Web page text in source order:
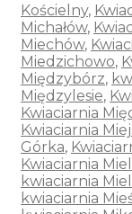
Kościelny,
Michałów,
Miechów,
Miedzichowo,
Międzybórz,
Międzylesie,
Kwiaciarnia
Kwiaciarnia
Górka,
Kwiaciarnia
kwiaciarnia
kwiaciarnia